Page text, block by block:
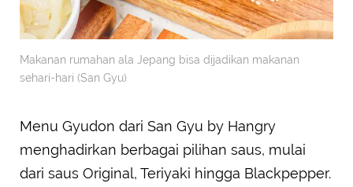
Makanan rumahan ala Jepang bisa dijadikan makanan
sehari-hari (San Gyu)
Menu Gyudon dari San Gyu by Hangry
menghadirkan berbagai pilihan saus, mulai
dari saus Original, Teriyaki hingga Blackpepper.